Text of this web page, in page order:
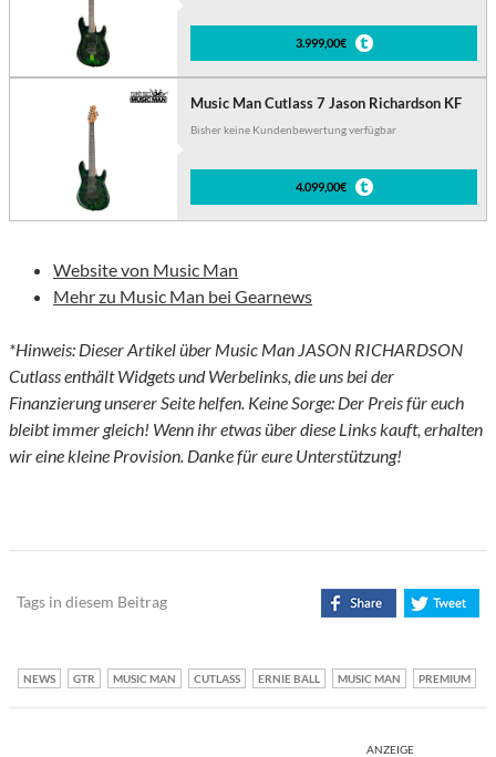
3.999,00€
Music Man Cutlass 7 Jason Richardson KF
Bisher keine Kundenbewertung verfügbar
4.099,00€
Website von Music Man
Mehr zu Music Man bei Gearnews
*Hinweis: Dieser Artikel über Music Man JASON RICHARDSON
Cutlass enthält Widgets und Werbelinks, die uns bei der
Finanzierung unserer Seite helfen. Keine Sorge: Der Preis für euch
bleibt immer gleich! Wenn ihr etwas über diese Links kauft, erhalten
wir eine kleine Provision. Danke für eure Unterstützung!
Tags in diesem Beitrag
NEWS GTR MUSIC MAN CUTLASS ERNIE BALL MUSIC MAN PREMIUM
ANZEIGE